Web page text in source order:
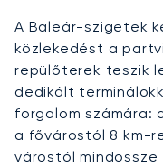
A Baleár-szigetek
közlekedést a
repülőterek teszik
dedikált
forgalom számára:
a fővárostól 8 km-
várostól